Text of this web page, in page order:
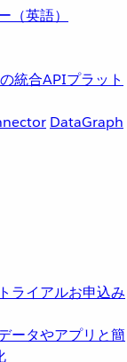
（英語）
統合APIプラット
DataGraph
ライアルお申込み
ータやアプリと簡